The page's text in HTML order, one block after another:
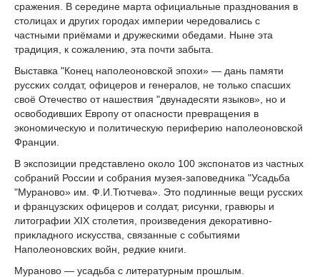
сражения. В середине марта официальные празднования в
столицах и других городах империи чередовались с
частными приёмами и дружескими обедами. Ныне эта
традиция, к сожалению, эта почти забыта.
Выставка "Конец наполеоновской эпохи» — дань памяти
русских солдат, офицеров и генералов, не только спасших
своё Отечество от нашествия "двунадесяти языков», но и
освободивших Европу от опасности превращения в
экономическую и политическую периферию наполеоновской
Франции.
В экспозиции представлено около 100 экспонатов из частных
собраний России и собрания музея-заповедника "Усадьба
"Мураново» им. Ф.И.Тютчева». Это подлинные вещи русских
и французских офицеров и солдат, рисунки, гравюры и
литографии XIX столетия, произведения декоративно-
прикладного искусства, связанные с событиями
Наполеоновских войн, редкие книги.
Мураново — усадьба с литературным прошлым.